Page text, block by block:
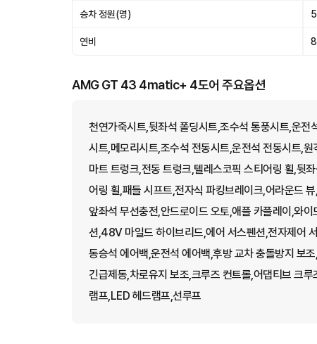
승차 정원(명) 5
연비
AMG GT 43 4matic+ 4도어 주요옵션
천연가죽시트,뒷좌석 폴딩시트,조수석 통풍시트,운
시트,메모리시트,조수석 전동시트,운전석 전동시트,
마트 트렁크,전동 트렁크,텔레스코픽 스티어링 휠,뒷
어링 휠,패들 시프트,전자식 파킹브레이크,어라운드
앞좌석 무선충전,안드로이드 오토,애플 카플레이,와
션,48V 마일드 하이브리드,에어 서스펜션,전자제어
동승석 에어백,운전석 에어백,후방 교차 충돌방지 보
긴급제동,차로유지 보조,크루즈 컨트롤,어댑티브 크
램프,LED 헤드램프,선루프